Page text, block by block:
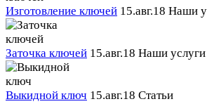
Изготовление ключей 15.авг.18 Наши
Заточка ключей 15.авг.18 Наши услуги
Выкидной ключ 15.авг.18 Статьи